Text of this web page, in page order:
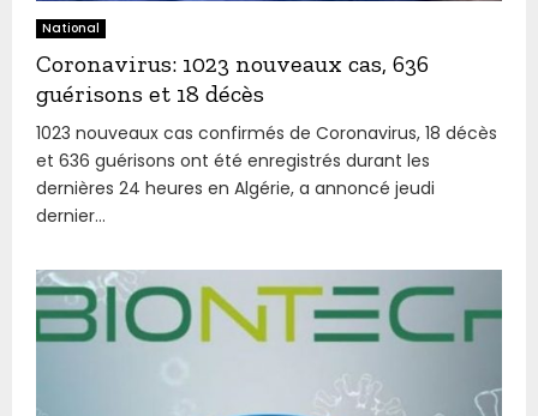
National
Coronavirus: 1023 nouveaux cas, 636
guérisons et 18 décès
1023 nouveaux cas confirmés de Coronavirus, 18 décès
et 636 guérisons ont été enregistrés durant les
dernières 24 heures en Algérie, a annoncé jeudi
dernier...